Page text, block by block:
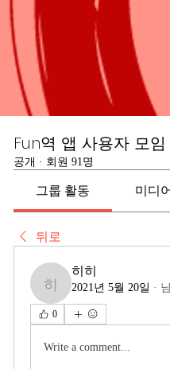
Fun역 앱 사용자 모임
공개 · 회원 91명
그룹 활동 미디어
뒤로
히히
히히
2021년 5월 20일 ·
0
Write a comment...